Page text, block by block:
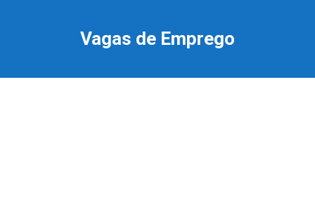
Vagas de Emprego